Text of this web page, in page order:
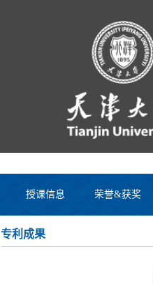
授课信息 荣誉&获奖
专利成果